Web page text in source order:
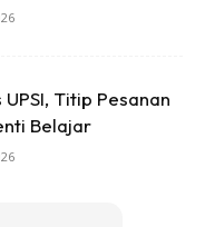
Titip Pesanan
Belajar